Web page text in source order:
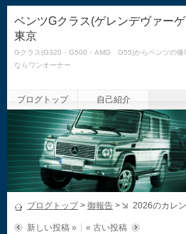
ベンツGクラス(ゲレンデヴァー
東京
Gクラス(G320・G500・AMG G55)からベンツの修
ならワンオーナー
ブログトップ 自己紹介
ブログトップ> 御報告 > 2026のカレ
新しい投稿 » « 古い投稿